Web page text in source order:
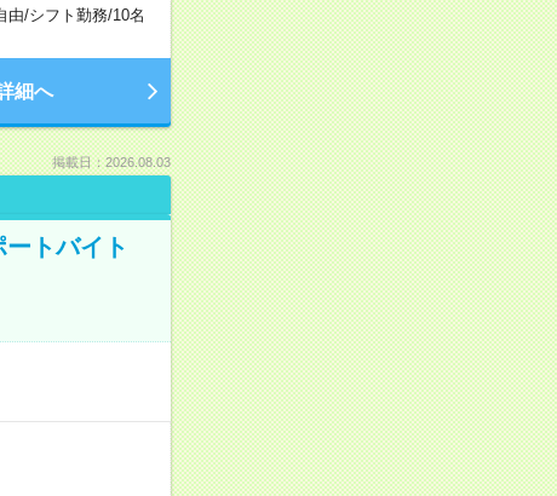
由/シフト勤務/10名
細へ
掲載日：2026.08.03
トバイト